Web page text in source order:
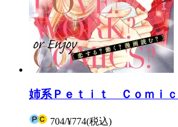
姉系Ｐｅｔｉｔ Ｃｏｍｉｃ
704/¥774(税込)